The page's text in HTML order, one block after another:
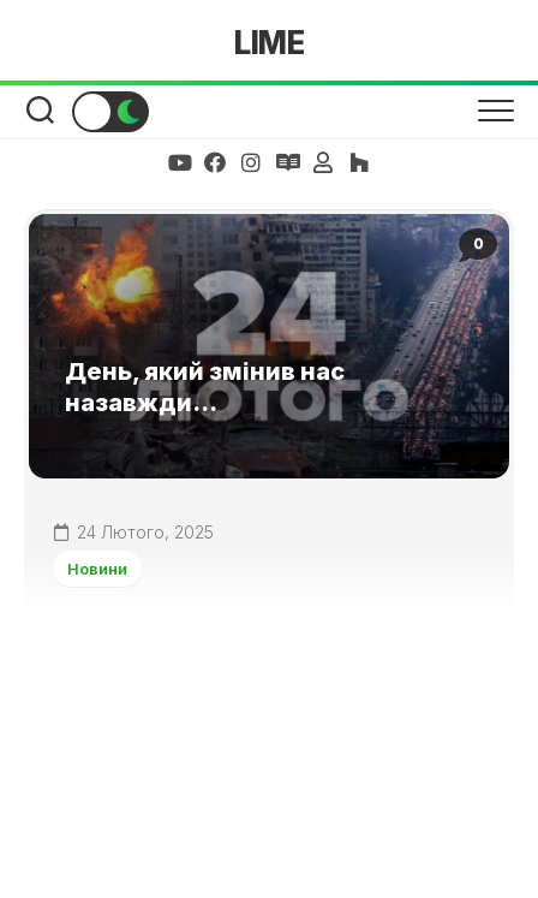
LIME
0
День, який змінив нас
назавжди…
24 Лютого, 2025
Новини